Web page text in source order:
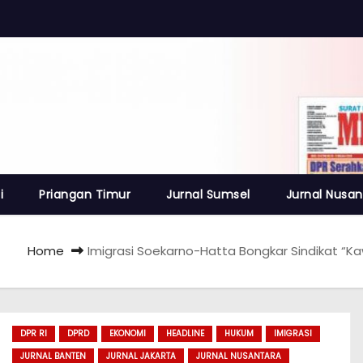
Priangan Timur Jurnal Sumsel Jurnal
Home Imigrasi Soekarno-Hatta Bongkar Sindikat
DPR RI DPRD EKONOMI HEADLINE HUKUM
IMIGRASI
JURNAL BANTEN
JURNAL JAKARTA
JURNAL NUSANTARA